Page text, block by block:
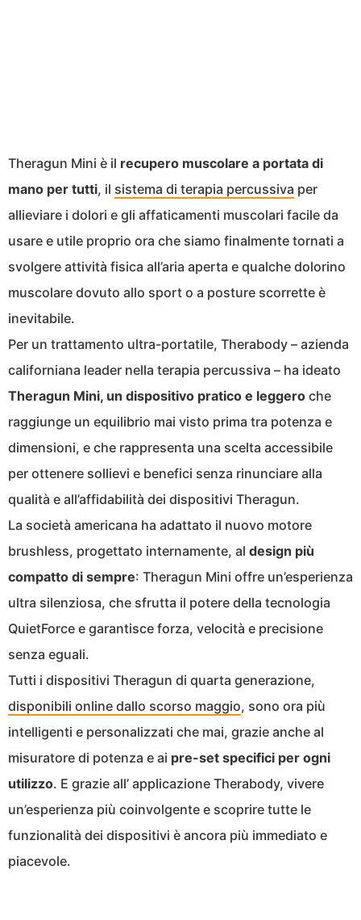
Theragun Mini è il recupero muscolare a portata di
mano per tutti, il sistema di terapia percussiva per
allieviare i dolori e gli affaticamenti muscolari facile da
usare e utile proprio ora che siamo finalmente tornati a
svolgere attività fisica all’aria aperta e qualche dolorino
muscolare dovuto allo sport o a posture scorrette è
inevitabile.
Per un trattamento ultra-portatile, Therabody – azienda
californiana leader nella terapia percussiva – ha ideato
Theragun Mini, un dispositivo pratico e leggero che
raggiunge un equilibrio mai visto prima tra potenza e
dimensioni, e che rappresenta una scelta accessibile
per ottenere sollievi e benefici senza rinunciare alla
qualità e all’affidabilità dei dispositivi Theragun.
La società americana ha adattato il nuovo motore
brushless, progettato internamente, al design più
compatto di sempre: Theragun Mini offre un’esperienza
ultra silenziosa, che sfrutta il potere della tecnologia
QuietForce e garantisce forza, velocità e precisione
senza eguali.
Tutti i dispositivi Theragun di quarta generazione,
disponibili online dallo scorso maggio, sono ora più
intelligenti e personalizzati che mai, grazie anche al
misuratore di potenza e ai pre-set specifici per ogni
utilizzo. E grazie all’ applicazione Therabody, vivere
un’esperienza più coinvolgente e scoprire tutte le
funzionalità dei dispositivi è ancora più immediato e
piacevole.